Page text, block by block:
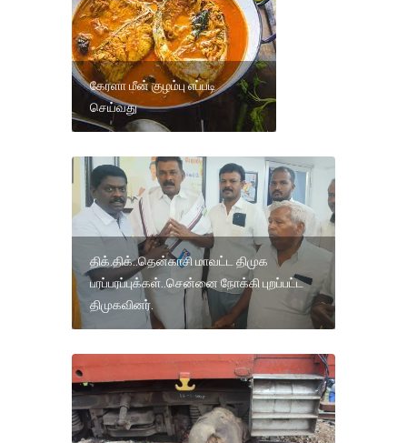
கேரளா மீன் குழம்பு எப்படி
செய்வது
திக்.திக்..தென்காசி மாவட்ட திமுக
பரப்பரப்புக்கள்..சென்னை நோக்கி புறப்பட்ட
திமுகவினர்.